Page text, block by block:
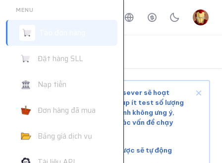
MENU
Đặt hàng SLL
Nạp tiền
Đơn hàng đã mua
Bảng giá dịch vụ
Trang chủ Đặt hàng dịch vụ
Tùy tình trạng mạng xã hội và sever sẽ hoạt
động ổn định hoặc phải chờ, nạp ít test số lượng
nhỏ trước khi mua nhiều để tránh không ưng ý,
web không hỗ trợ giải quyết các vấn đề chạy
chậm hoặc đơn chưa chạy kịp
Các đơn lỗi không chạy được sẽ tự động
hoàn tiền